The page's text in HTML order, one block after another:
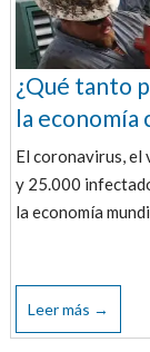
¿Qué tanto
la economía
El coronavirus, el
y 25.000
la economía
Leer más →